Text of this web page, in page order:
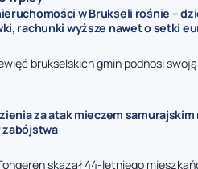
w Brukseli rośnie –
rachunki wyższe nawet o setki
brukselskich gmin podnosi
za atak mieczem samurajskim
zabójstwa
skazał 44-letniego